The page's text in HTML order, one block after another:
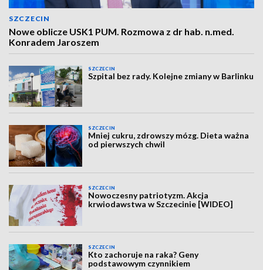
SZCZECIN
Nowe oblicze USK1 PUM. Rozmowa z dr hab. n.med.
Konradem Jaroszem
SZCZECIN
Szpital bez rady. Kolejne zmiany w Barlinku
SZCZECIN
Mniej cukru, zdrowszy mózg. Dieta ważna
od pierwszych chwil
SZCZECIN
Nowoczesny patriotyzm. Akcja
krwiodawstwa w Szczecinie [WIDEO]
SZCZECIN
Kto zachoruje na raka? Geny
podstawowym czynnikiem